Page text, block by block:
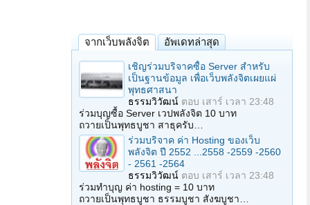
จากเว็บพลังจิต อัพเดทล่าสุด
เชิญร่วมบริจาคซื้อ Server สำหรับ
เป็นฐานข้อมูล เพื่อเว็บพลังจิตเผยแผ่
พุทธศาสนา
ธรรมวิวัฒน์ ตอบ เสาร์ เวลา 23:48
ร่วมบุญซื้อ Server เวปพลังจิต 10 บาท
ถวายเป็นพุทธบูชา สาธุครับ…
ร่วมบริจาค ค่า Hosting ของเว็บ
พลังจิต ปี 2552 ...2558 -2559 -2560
- 2561 -2564
ธรรมวิวัฒน์ ตอบ เสาร์ เวลา 23:48
ร่วมทำบุญ ค่า hosting = 10 บาท
ถวายเป็นพุทธบูชา ธรรมบูชา สังฆบูชา…